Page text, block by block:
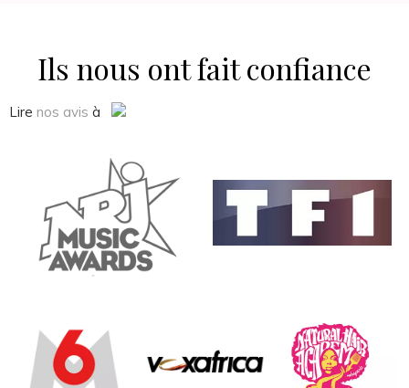
Ils nous ont fait confiance
Lire nos avis à